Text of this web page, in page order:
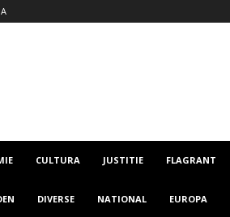
CULTURA JUSTITIE FLAGRANT
DIVERSE NATIONAL EUROPA